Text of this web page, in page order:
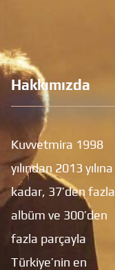
Hakkımızda
Kuvvetmira 1998
yılından 2013 yılına
kadar, 37’den fazla
albüm ve 300’den
fazla parçayla
Türkiye’nin en